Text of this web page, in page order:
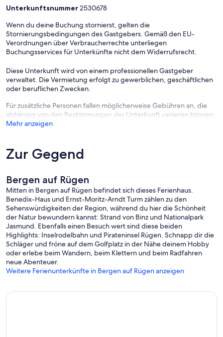
Unterkunftsnummer2530678
Wenn du deine Buchung stornierst, gelten die
Stornierungsbedingungen des Gastgebers. Gemäß den EU-
Verordnungen über Verbraucherrechte unterliegen
Buchungsservices für Unterkünfte nicht dem Widerrufsrecht.
Diese Unterkunft wird von einem professionellen Gastgeber
verwaltet. Die Vermietung erfolgt zu gewerblichen, geschäftlichen
oder beruflichen Zwecken.
Für zusätzliche Personen fallen möglicherweise Gebühren an, die
abhängig von den Bestimmungen der Unterkunft variieren können.
Mehr anzeigen
Zur Gegend
Bergen auf Rügen
Mitten in Bergen auf Rügen befindet sich dieses Ferienhaus.
Benedix-Haus und Ernst-Moritz-Arndt Turm zählen zu den
Sehenswürdigkeiten der Region, während du hier die Schönheit
der Natur bewundern kannst: Strand von Binz und Nationalpark
Jasmund. Ebenfalls einen Besuch wert sind diese beiden
Highlights: Inselrodelbahn und Pirateninsel Rügen. Schnapp dir die
Schläger und fröne auf dem Golfplatz in der Nähe deinem Hobby
oder erlebe beim Wandern, beim Klettern und beim Radfahren
neue Abenteuer.
Weitere Ferienunterkünfte in Bergen auf Rügen anzeigen